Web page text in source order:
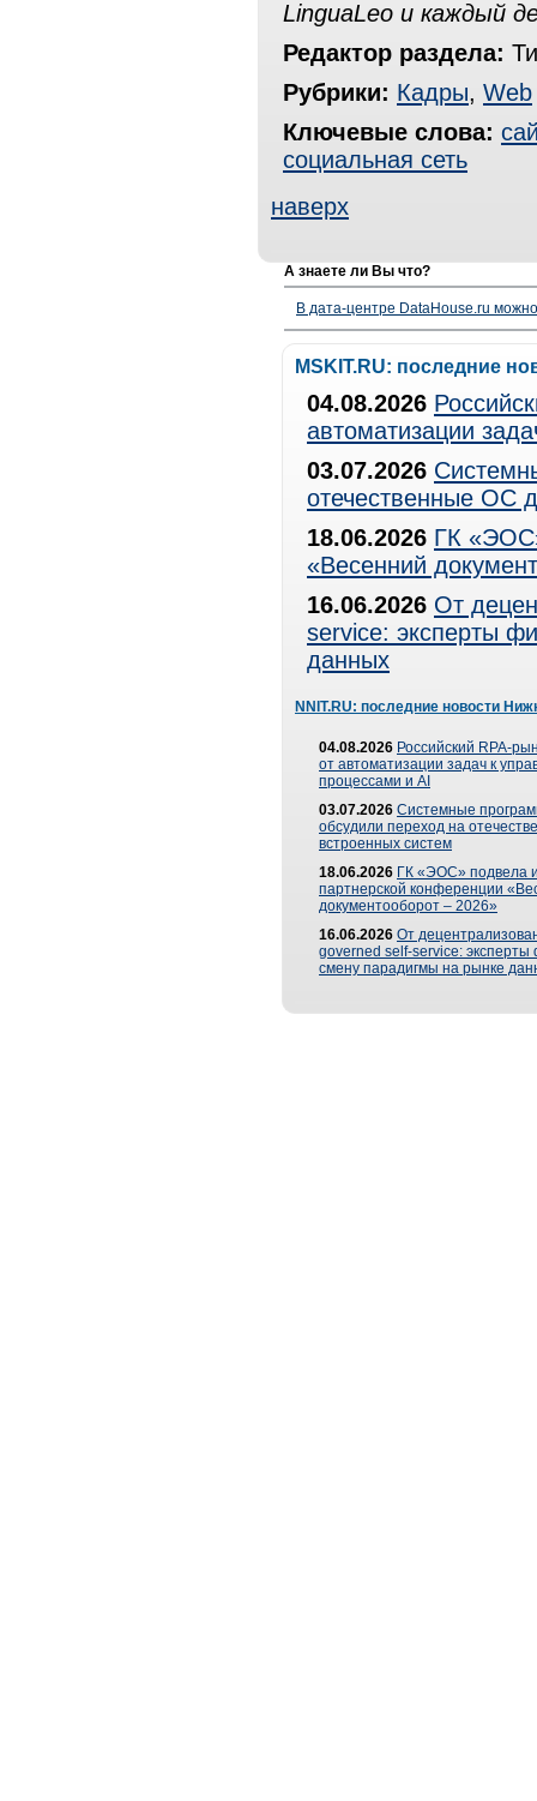
LinguaLeo и каждый
Редактор раздела:
Рубрики: Кадры, Web
Ключевые слова:
социальная сеть
наверх
А знаете ли Вы что?
В дата-центре DataHouse.ru
MSKIT.RU: последние
04.08.2026
автоматизации
03.07.2026
отечественные ОС
18.06.2026 ГК
«Весенний
16.06.2026 От
service: эксперты
данных
NNIT.RU: последние новости
04.08.2026 Российский RPA-
от автоматизации задач к
процессами и AI
03.07.2026 Системные
обсудили переход на
встроенных систем
18.06.2026 ГК «ЭОС» подвела
партнерской конференции
документооборот – 2026»
16.06.2026 От
governed self-service: эксперты
смену парадигмы на рынке